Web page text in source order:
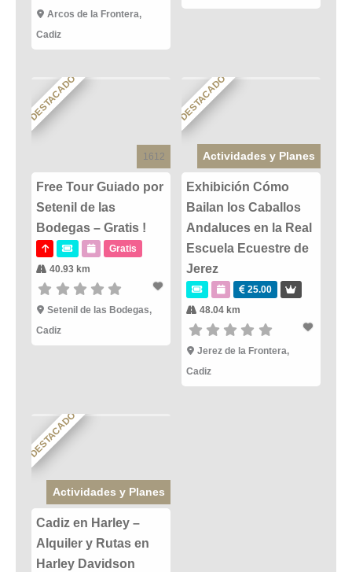
Arcos de la Frontera,
Cadiz
DESTACADO
1612
Free Tour Guiado por
Setenil de las
Bodegas – Gratis !
Gratis
40.93 km
Setenil de las Bodegas,
Cadiz
DESTACADO
Actividades y Planes
Exhibición Cómo
Bailan los Caballos
Andaluces en la Real
Escuela Ecuestre de
Jerez
25.00
48.04 km
Jerez de la Frontera,
Cadiz
DESTACADO
Actividades y Planes
Cadiz en Harley –
Alquiler y Rutas en
Harley Davidson